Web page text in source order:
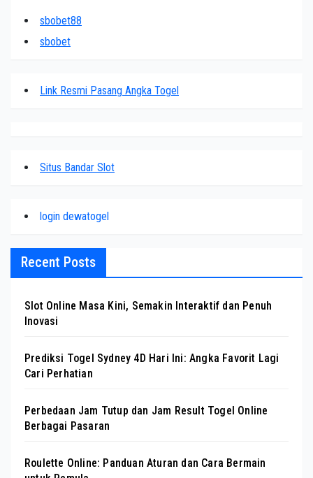
sbobet88
sbobet
Link Resmi Pasang Angka Togel
Situs Bandar Slot
login dewatogel
Recent Posts
Slot Online Masa Kini, Semakin Interaktif dan Penuh
Inovasi
Prediksi Togel Sydney 4D Hari Ini: Angka Favorit Lagi
Cari Perhatian
Perbedaan Jam Tutup dan Jam Result Togel Online
Berbagai Pasaran
Roulette Online: Panduan Aturan dan Cara Bermain